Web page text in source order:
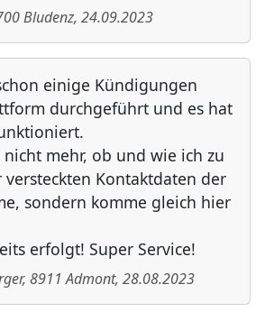
Bludenz, 24.09.2023
einige Kündigungen
durchgeführt und es hat
mehr, ob und wie ich zu
versteckten Kontaktdaten der
sondern komme gleich hier
erfolgt! Super Service!
, 8911 Admont, 28.08.2023